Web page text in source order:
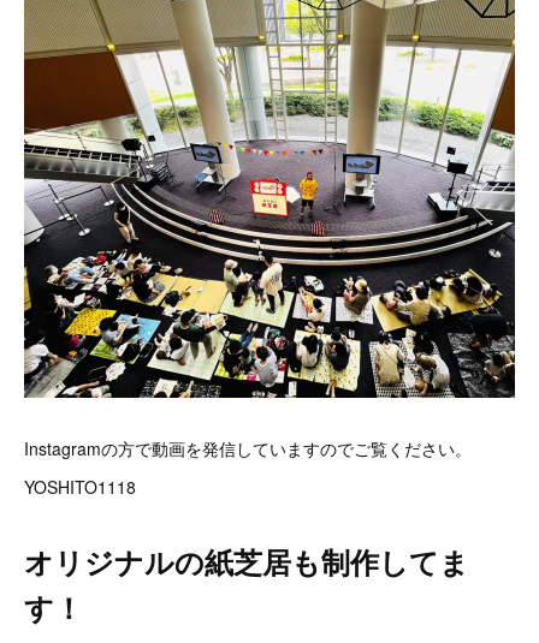
Instagramの方で動画を発信していますのでご覧ください。
YOSHITO1118
オリジナルの紙芝居も制作してま
す！